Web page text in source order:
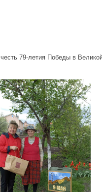
79-летия Победы в